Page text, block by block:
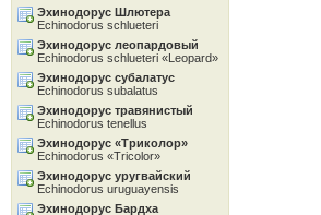
Эхинодорус Шлютера
Echinodorus schlueteri
Эхинодорус леопардовый
Echinodorus schlueteri «Leopard»
Эхинодорус субалатус
Echinodorus subalatus
Эхинодорус травянистый
Echinodorus tenellus
Эхинодорус «Tриколор»
Echinodorus «Tricolor»
Эхинодорус уругвайский
Echinodorus uruguayensis
Эхинодорус Бардха